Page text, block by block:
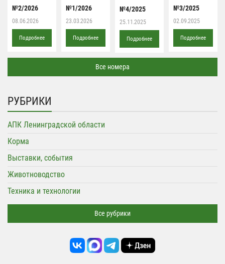
№2/2026
08.06.2026
Подробнее
№1/2026
23.03.2026
Подробнее
№4/2025
25.11.2025
Подробнее
№3/2025
02.09.2025
Подробнее
Все номера
РУБРИКИ
АПК Ленинградской области
Корма
Выставки, события
Животноводство
Техника и технологии
Все рубрики